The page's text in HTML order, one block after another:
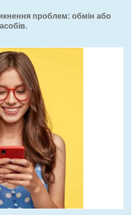
проблем: обмін або